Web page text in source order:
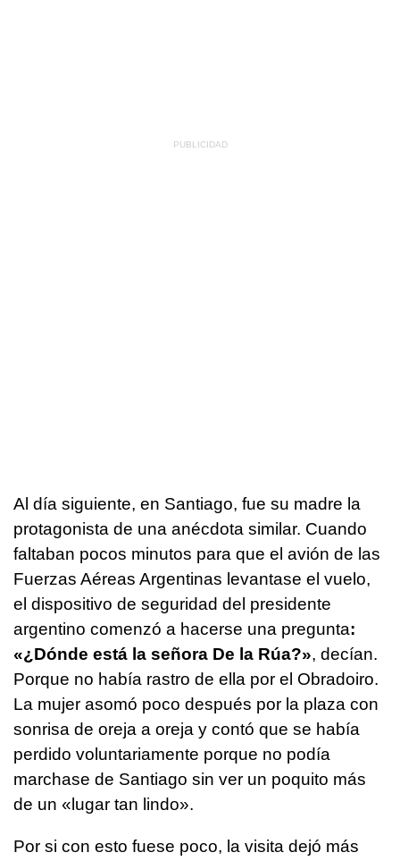
Al día siguiente, en Santiago, fue su madre la
protagonista de una anécdota similar. Cuando
faltaban pocos minutos para que el avión de las
Fuerzas Aéreas Argentinas levantase el vuelo,
el dispositivo de seguridad del presidente
argentino comenzó a hacerse una pregunta:
«¿Dónde está la señora De la Rúa?», decían.
Porque no había rastro de ella por el Obradoiro.
La mujer asomó poco después por la plaza con
sonrisa de oreja a oreja y contó que se había
perdido voluntariamente porque no podía
marchase de Santiago sin ver un poquito más
de un «lugar tan lindo».
Por si con esto fuese poco, la visita dejó más